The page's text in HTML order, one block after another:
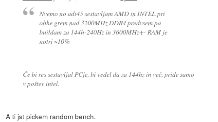
Nvemo no adi45 sestavljam AMD in INTEL pri
obhe grem nad 3200MHz DDR4 predvsem pa
buildam za 144h-240Hz in 3600MHz+- RAM je
notri ~10%
Če bi res sestavljal PCje, bi vedel da za 144hz in več, pride samo
v poštev intel.
A ti jst pickem random bench.